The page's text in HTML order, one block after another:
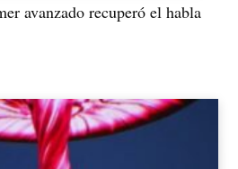
avanzado recuperó el habla